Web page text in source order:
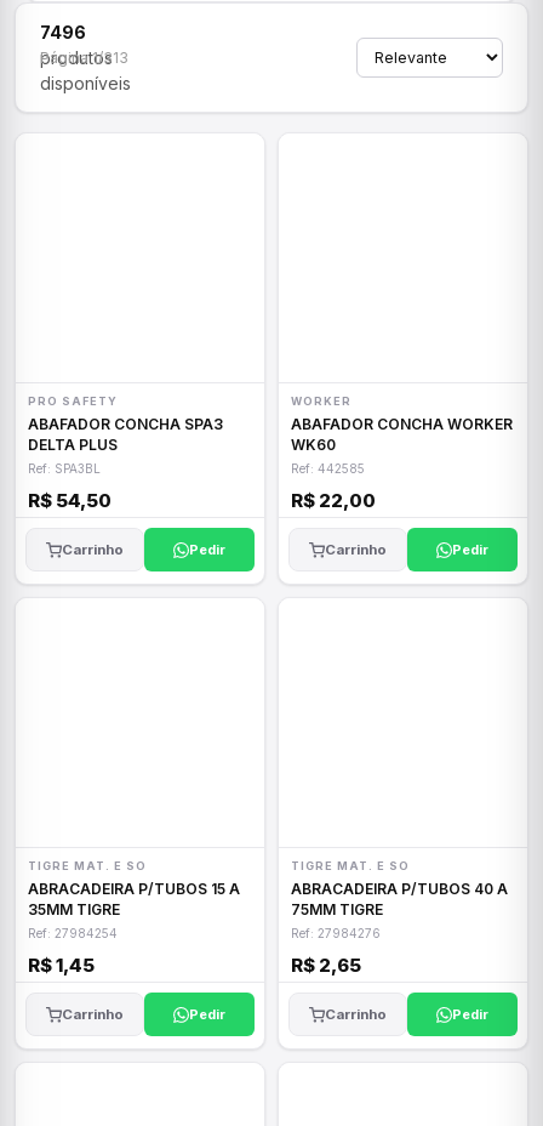
7496
produtos
disponíveis
Página 1/313
PRO SAFETY
ABAFADOR CONCHA SPA3
DELTA PLUS
Ref: SPA3BL
R$ 54,50
Carrinho Pedir
WORKER
ABAFADOR CONCHA WORKER
WK60
Ref: 442585
R$ 22,00
Carrinho Pedir
TIGRE MAT. E SO
ABRACADEIRA P/TUBOS 15 A
35MM TIGRE
Ref: 27984254
R$ 1,45
Carrinho Pedir
TIGRE MAT. E SO
ABRACADEIRA P/TUBOS 40 A
75MM TIGRE
Ref: 27984276
R$ 2,65
Carrinho Pedir